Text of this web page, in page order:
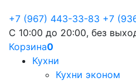
+7 (967) 443-33-83 +7
С 10:00 до 20:00, без
Корзина0
Кухни
Кухни эконом